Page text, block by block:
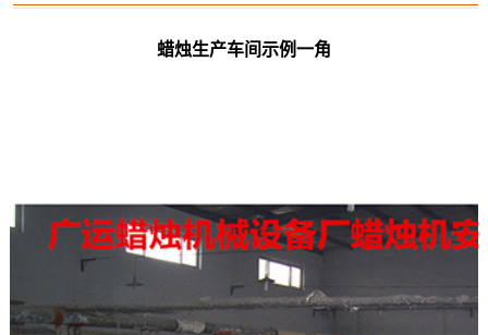
蜡烛生产车间示例一角